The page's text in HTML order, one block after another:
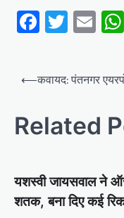
Facebook
Post
⟵कवायद: पंतनगर
Related
यशस्वी जायसवाल ने
शतक, बना दिए कई